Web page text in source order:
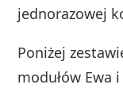
jednorazowej
Poniżej
modułów Ewa